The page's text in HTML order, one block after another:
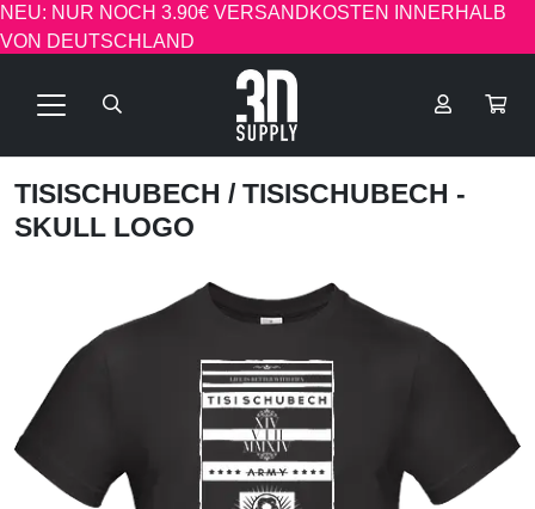
NEU: NUR NOCH 3.90€ VERSANDKOSTEN INNERHALB
VON DEUTSCHLAND
TISISCHUBECH / TISISCHUBECH -
SKULL LOGO